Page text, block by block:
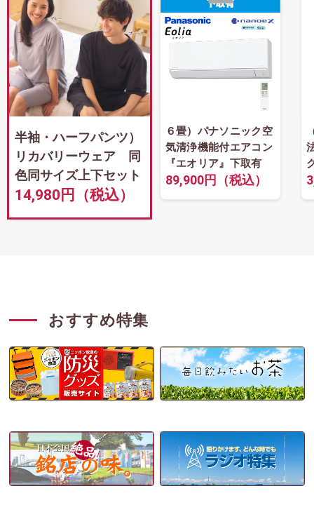
半袖・ハーフパンツ）
リカバリーウェア 同
色同サイズ上下セット
14,980円（税込）
６畳）パナソニック空
気清浄機能付エアコン
『エオリア』下取有
89,900円（税込）
おすすめ特集